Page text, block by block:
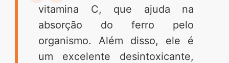
vitamina C, que ajuda na
absorção do ferro pelo
organismo. Além disso, ele é
um excelente desintoxicante,